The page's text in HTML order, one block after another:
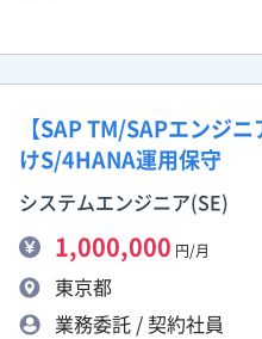
【SAP TM/SAPエンジ
けS/4HANA運用保守
システムエンジニア(SE)
1,000,000 円/月
東京都
業務委託 / 契約社員